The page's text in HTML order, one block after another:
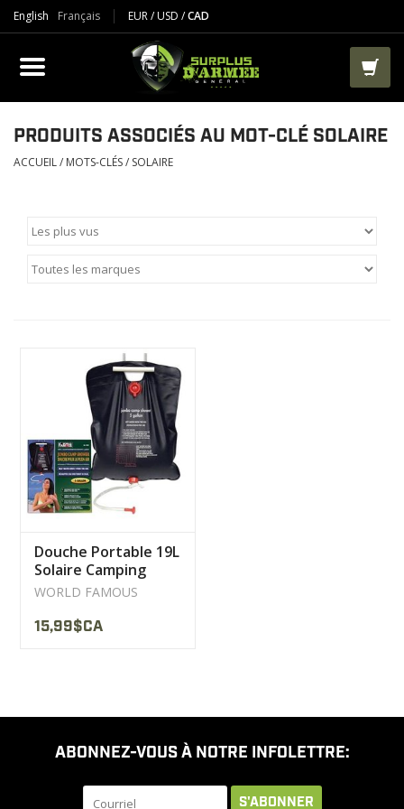
English Français EUR/USD /CAD
PRODUIT
VÊTEMENTS
BOTTES
AIRSOFT
SACS ET RANGEMENT
LIQUIDATION
MILITAIRE / USAGÉ
NOUVEAUTÉS
PRODUITS ASSOCIÉS AU MOT-CLÉ SOLAIRE
ACCUEIL/ MOTS-CLÉS/ SOLAIRE
Douche Portable 19L
Solaire Camping
World Famous
WORLD FAMOUS
15,99$CA
ABONNEZ-VOUS À NOTRE INFOLETTRE:
S'ABONNER